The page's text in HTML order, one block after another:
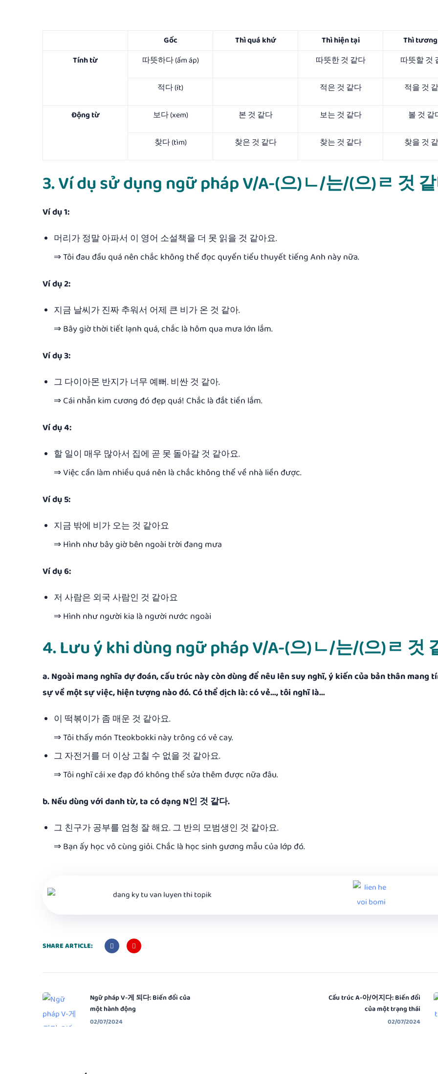
Gốc Thì quá khứ Thì hiện tại
Thì
Tính từ
따뜻하다 (ấm áp) 따뜻한 것 같다 따뜻할 것
적다 (ít) 적은 것 같다 적을 것
Động từ 보다 (xem) 본 것 같다 보는 것 같다 볼 것 같
찾다 (tìm) 찾은 것 같다 찾는 것 같다 찾을 것
3. Ví dụ sử dụng ngữ pháp V/A-(으)ㄴ/는/(으)ㄹ 것
Ví dụ 1:
머리가 정말 아파서 이 영어 소설책을 더 못 읽을 것 같아요.
⇒ Tôi đau đầu quá nên chắc không thể đọc quyển tiểu thuyết tiếng Anh này nữa.
Ví dụ 2:
지금 날씨가 진짜 추워서 어제 큰 비가 온 것 같아.
⇒ Bây giờ thời tiết lạnh quá, chắc là hôm qua mưa lớn lắm.
Ví dụ 3:
그 다이아몬 반지가 너무 예뻐. 비싼 것 같아.
⇒ Cái nhẫn kim cương đó đẹp quá! Chắc là đắt tiền lắm.
Ví dụ 4:
할 일이 매우 많아서 집에 곧 못 돌아갈 것 같아요.
⇒ Việc cần làm nhiều quá nên là chắc không thể về nhà liền được.
Ví dụ 5:
지금 밖에 비가 오는 것 같아요
⇒ Hình như bây giờ bên ngoài trời đang mưa
Ví dụ 6:
저 사람은 외국 사람인 것 같아요
⇒ Hình như người kia là người nước ngoài
4. Lưu ý khi dùng ngữ pháp V/A-(으)ㄴ/는/(으)ㄹ 것
a. Ngoài mang nghĩa dự đoán, cấu trúc này còn dùng để nêu lên suy nghĩ, ý kiến của bản thân mang
sự về một sự việc, hiện tượng nào đó. Có thể dịch là: có vẻ…, tôi nghĩ là…
이 떡볶이가 좀 매운 것 같아요.
⇒ Tôi thấy món Tteokbokki này trông có vẻ cay.
그 자전거를 더 이상 고칠 수 없을 것 같아요.
⇒ Tôi nghĩ cái xe đạp đó không thể sửa thêm được nữa đâu.
b. Nếu dùng với danh từ, ta có dạng N인 것 같다.
그 친구가 공부를 엄청 잘 해요. 그 반의 모범생인 것 같아요.
⇒ Bạn ấy học vô cùng giỏi. Chắc là học sinh gương mẫu của lớp đó.
SHARE ARTICLE:
Ngữ pháp V-게 되다: Biến đổi của
một hành động
02/07/2024
Cấu trúc A-아/어지다: Biến đổi
của một trạng thái
02/07/2024